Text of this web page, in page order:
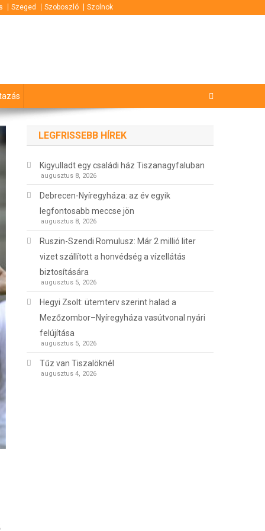
Szeged Szoboszló Szolnok
LEGFRISSEBB HÍREK
Kigyulladt egy családi ház Tiszanagyfaluban
augusztus 8, 2026
Debrecen-Nyíregyháza: az év egyik
legfontosabb meccse jön
augusztus 8, 2026
Ruszin-Szendi Romulusz: Már 2 millió liter
vizet szállított a honvédség a vízellátás
biztosítására
augusztus 5, 2026
Hegyi Zsolt: ütemterv szerint halad a
Mezőzombor–Nyíregyháza vasútvonal nyári
felújítása
augusztus 5, 2026
Tűz van Tiszalöknél
augusztus 4, 2026